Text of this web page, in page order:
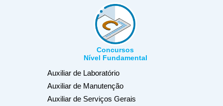
Concursos
Nível Fundamental
Auxiliar de Laboratório
Auxiliar de Manutenção
Auxiliar de Serviços Gerais